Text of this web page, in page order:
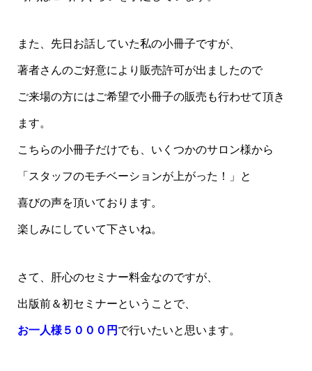
また、先日お話していた私の小冊子ですが、
著者さんのご好意により販売許可が出ましたので
ご来場の方にはご希望で小冊子の販売も行わせて頂き
ます。
こちらの小冊子だけでも、いくつかのサロン様から
「スタッフのモチベーションが上がった！」と
喜びの声を頂いております。
楽しみにしていて下さいね。
さて、肝心のセミナー料金なのですが、
出版前＆初セミナーということで、
お一人様５０００円 で行いたいと思います。